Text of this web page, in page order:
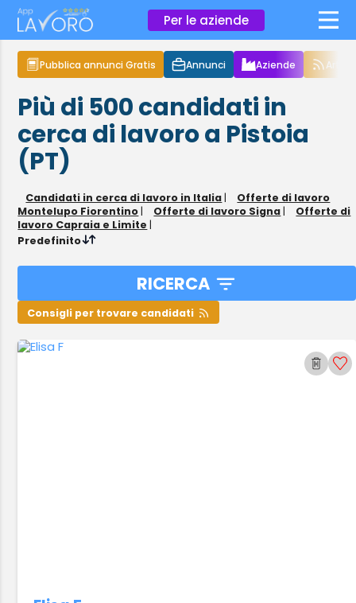
Per le aziende ×
Pubblica annunci Gratis Annunci Aziende
Più di 500candidati in
cerca di lavoroa Pistoia
(PT)
Candidati in cerca di lavoro in Italia |
Offerte di lavoro
Montelupo Fiorentino | Offerte di lavoro Signa |
Offerte di
lavoro Capraia e Limite |
Predefinito
RICERCA
Consigli per trovare candidati